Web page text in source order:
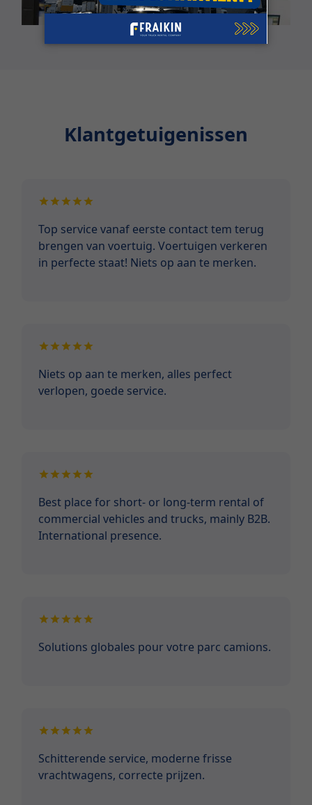
Klantgetuigenissen
Top service vanaf eerste contact tem terug
brengen van voertuig. Voertuigen verkeren
in perfecte staat! Niets op aan te merken.
Niets op aan te merken, alles perfect
verlopen, goede service.
Best place for short- or long-term rental of
commercial vehicles and trucks, mainly B2B.
International presence.
Solutions globales pour votre parc camions.
Schitterende service, moderne frisse
vrachtwagens, correcte prijzen.